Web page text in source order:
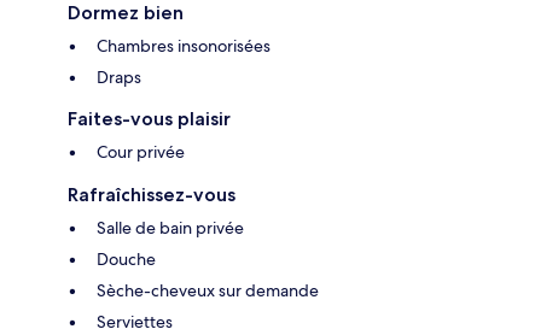
Dormez bien
Chambres insonorisées
Draps
Faites-vous plaisir
Cour privée
Rafraîchissez-vous
Salle de bain privée
Douche
Sèche-cheveux sur demande
Serviettes